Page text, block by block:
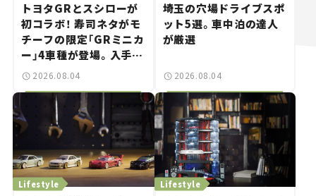
トヨタGRとスシローが
初コラボ！ 寿司ネタがモ
チーフの限定「GRミニカ
ー」4車種が登場。入手方
法は？【クルマとホビー】
2026.08.04
埼玉の穴場ドライブスポ
ット5選。車中泊の達人
が厳選
2026.08.04
Lifestyle Lifestyle